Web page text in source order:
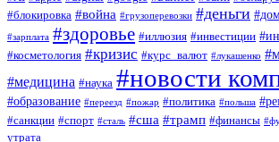
#блокировка #война #грузоперевозки #деньги
#зарплата #здоровье #иллюзия #инвестиции
#косметология #кризис #курс_валют #лукашенко
#медицина #наука #новости
#образование #переезд #пожар #политика #польша
#санкции #спорт #сталь #сша #трамп #финансы
утрата